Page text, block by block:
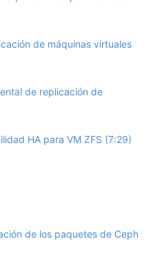
de máquinas virtuales
de replicación de
HA para VM ZFS (7:29)
de los paquetes de Ceph